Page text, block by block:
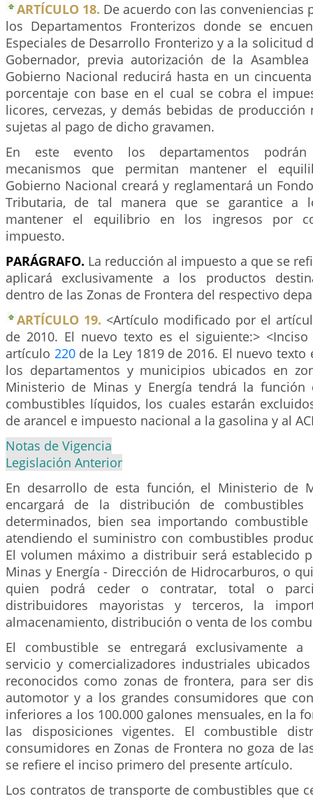
ARTÍCULO 18. De acuerdo con las conveniencias
los Departamentos Fronterizos donde se
Especiales de Desarrollo Fronterizo y a la solicitud
Gobernador, previa autorización de la
Gobierno Nacional reducirá hasta en un
porcentaje con base en el cual se cobra el
licores, cervezas, y demás bebidas de producción
sujetas al pago de dicho gravamen.
En este evento los departamentos
mecanismos que permitan mantener el
Gobierno Nacional creará y reglamentará un
Tributaria, de tal manera que se garantice a
mantener el equilibrio en los ingresos por
impuesto.
PARÁGRAFO. La reducción al impuesto a que se
aplicará exclusivamente a los productos
dentro de las Zonas de Frontera del respectivo
ARTÍCULO 19. <Artículo modificado por el
de 2010. El nuevo texto es el siguiente:>
artículo 220de la Ley 1819 de 2016. El nuevo texto
los departamentos y municipios ubicados en
Ministerio de Minas y Energía tendrá la función
combustibles líquidos, los cuales estarán
de arancel e impuesto nacional a la gasolina y al
Notas de Vigencia
Legislación Anterior
En desarrollo de esta función, el Ministerio de
encargará de la distribución de
determinados, bien sea importando
atendiendo el suministro con combustibles
El volumen máximo a distribuir será establecido
Minas y Energía - Dirección de Hidrocarburos, o
quien podrá ceder o contratar, total o
distribuidores mayoristas y terceros, la
almacenamiento, distribución o venta de los
El combustible se entregará exclusivamente a
servicio y comercializadores industriales
reconocidos como zonas de frontera, para ser
automotor y a los grandes consumidores que
inferiores a los 100.000 galones mensuales, en la
las disposiciones vigentes. El combustible
consumidores en Zonas de Frontera no goza de
se refiere el inciso primero del presente artículo.
Los contratos de transporte de combustibles que